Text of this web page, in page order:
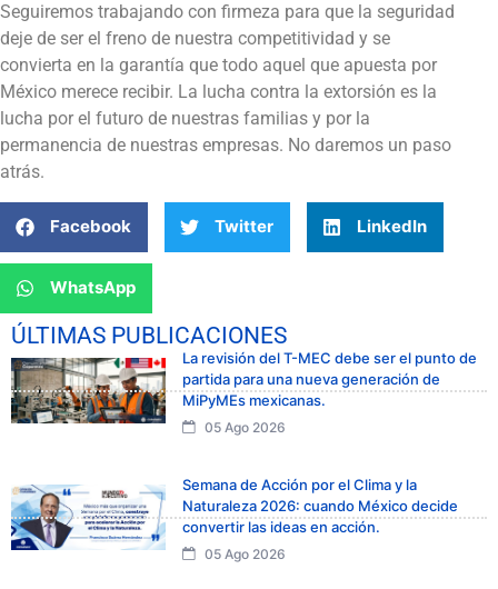
Seguiremos trabajando con firmeza para que la seguridad
deje de ser el freno de nuestra competitividad y se
convierta en la garantía que todo aquel que apuesta por
México merece recibir. La lucha contra la extorsión es la
lucha por el futuro de nuestras familias y por la
permanencia de nuestras empresas. No daremos un paso
atrás.
Facebook Twitter LinkedIn
WhatsApp
ÚLTIMAS PUBLICACIONES
La revisión del T-MEC debe ser el punto de
partida para una nueva generación de
MiPyMEs mexicanas.
05 Ago 2026
Semana de Acción por el Clima y la
Naturaleza 2026: cuando México decide
convertir las ideas en acción.
05 Ago 2026